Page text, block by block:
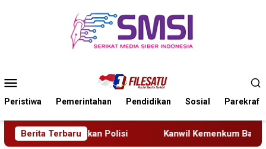
Mobile
Peristiwa Pemerintahan Pendidikan Sosial Parekraf
Berita Terbaru
Kanwil Kemenkum Bali Semarakkan Hari